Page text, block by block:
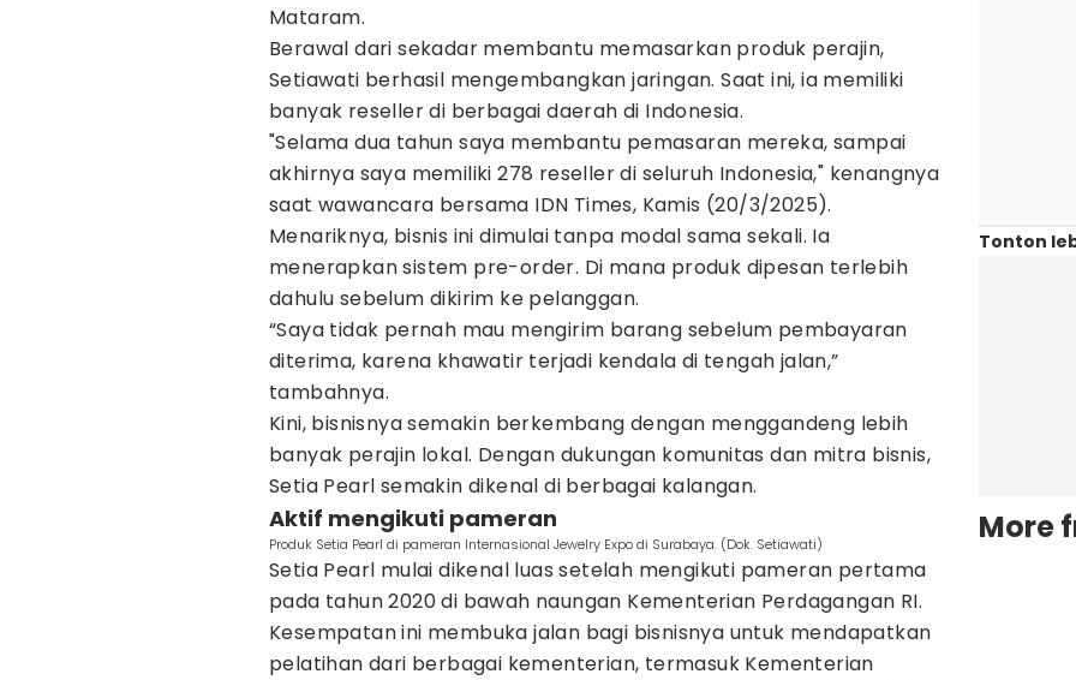
Mataram.
Berawal dari sekadar membantu memasarkan produk perajin,
Setiawati berhasil mengembangkan jaringan. Saat ini, ia memiliki
banyak reseller di berbagai daerah di Indonesia.
"Selama dua tahun saya membantu pemasaran mereka, sampai
akhirnya saya memiliki 278 reseller di seluruh Indonesia," kenangnya
saat wawancara bersama IDN Times, Kamis (20/3/2025).
Menariknya, bisnis ini dimulai tanpa modal sama sekali. Ia
menerapkan sistem pre-order. Di mana produk dipesan terlebih
dahulu sebelum dikirim ke pelanggan.
“Saya tidak pernah mau mengirim barang sebelum pembayaran
diterima, karena khawatir terjadi kendala di tengah jalan,”
tambahnya.
Kini, bisnisnya semakin berkembang dengan menggandeng lebih
banyak perajin lokal. Dengan dukungan komunitas dan mitra bisnis,
Setia Pearl semakin dikenal di berbagai kalangan.
Aktif mengikuti pameran
Produk Setia Pearl di pameran Internasional Jewelry Expo di Surabaya. (Dok. Setiawati)
Setia Pearl mulai dikenal luas setelah mengikuti pameran pertama
pada tahun 2020 di bawah naungan Kementerian Perdagangan RI.
Kesempatan ini membuka jalan bagi bisnisnya untuk mendapatkan
pelatihan dari berbagai kementerian, termasuk Kementerian
Tonton
More